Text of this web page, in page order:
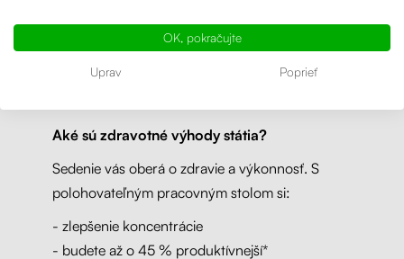
zmierňujú alebo úplne miznú. Státie pri
kancelárskom stole pomáha aj v boji napríklad
proti hemoroidom alebo nadváhe.
Aké sú zdravotné výhody státia?
Sedenie vás oberá o zdravie a výkonnosť. S
polohovateľným pracovným stolom si:
- zlepšenie koncentrácie
- budete až o 45 % produktívnejší*
OK, pokračujte
Uprav Poprieť